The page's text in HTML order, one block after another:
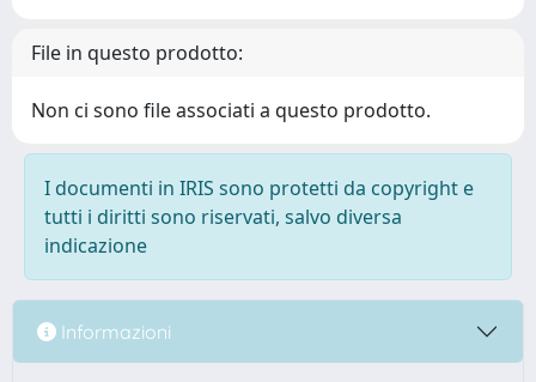
File in questo prodotto:
Non ci sono file associati a questo prodotto.
I documenti in IRIS sono protetti da copyright e
tutti i diritti sono riservati, salvo diversa
indicazione
Informazioni